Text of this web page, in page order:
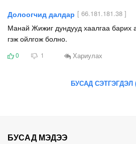
Долоогчид далдар [ 66.181.181.38 ]
Манай Жижиг дундууд хаалгаа барих
гэж ойлгож болно.
0 1 Хариулах
БУСАД СЭТГЭГДЭЛ
БУСАД МЭДЭЭ